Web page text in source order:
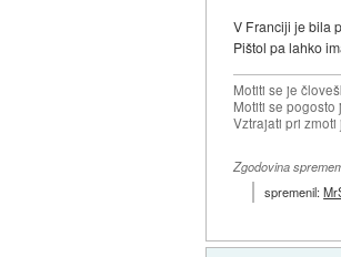
V Franciji je bila
Pištol pa lahko
Motiti se je
Motiti se pogosto
Vztrajati pri
Zgodovina
spremenil: